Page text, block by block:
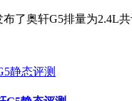
了奥轩G5排量为2.4L